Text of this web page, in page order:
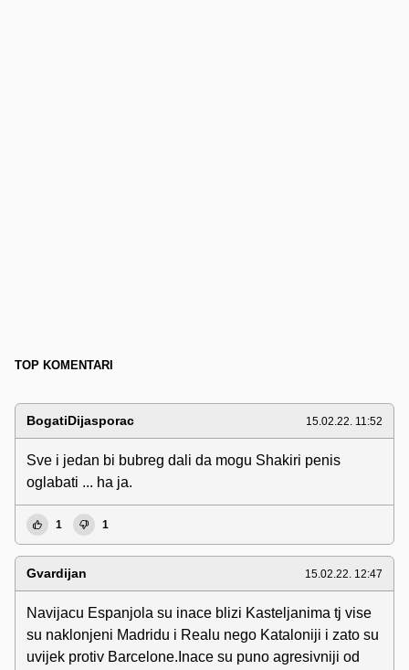
TOP KOMENTARI
BogatiDijasporac 15.02.22. 11:52
Sve i jedan bi bubreg dali da mogu Shakiri penis
oglabati ... ha ja.
1 1
Gvardijan 15.02.22. 12:47
Navijacu Espanjola su inace blizi Kasteljanima tj vise
su naklonjeni Madridu i Realu nego Kataloniji i zato su
uvijek protiv Barcelone.Inace su puno agresivniji od